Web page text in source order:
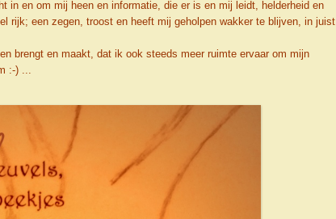
in en om mij heen en informatie, die er is en mij leidt, helderheid en
rijk; een zegen, troost en heeft mij geholpen wakker te blijven, in juist
brengt en maakt, dat ik ook steeds meer ruimte ervaar om mijn
:-) ...